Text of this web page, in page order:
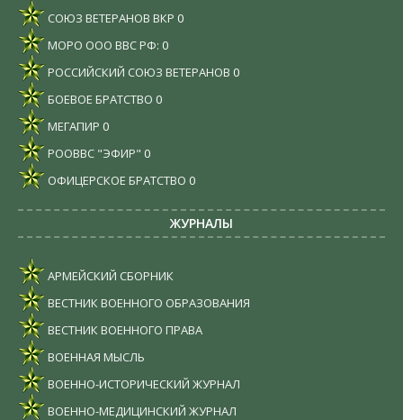
СОЮЗ ВЕТЕРАНОВ ВКР 0
МОРО ООО ВВС РФ: 0
РОССИЙСКИЙ СОЮЗ ВЕТЕРАНОВ 0
БОЕВОЕ БРАТСТВО 0
МЕГАПИР 0
РООВВС "ЭФИР" 0
ОФИЦЕРСКОЕ БРАТСТВО 0
ЖУРНАЛЫ
АРМЕЙСКИЙ СБОРНИК
ВЕСТНИК ВОЕННОГО ОБРАЗОВАНИЯ
ВЕСТНИК ВОЕННОГО ПРАВА
ВОЕННАЯ МЫСЛЬ
ВОЕННО-ИСТОРИЧЕСКИЙ ЖУРНАЛ
ВОЕННО-МЕДИЦИНСКИЙ ЖУРНАЛ